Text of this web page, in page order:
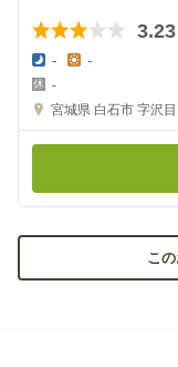
3.23
夜
の
金
-
金
額
-
-
宮城県 白石市 字沢
こ